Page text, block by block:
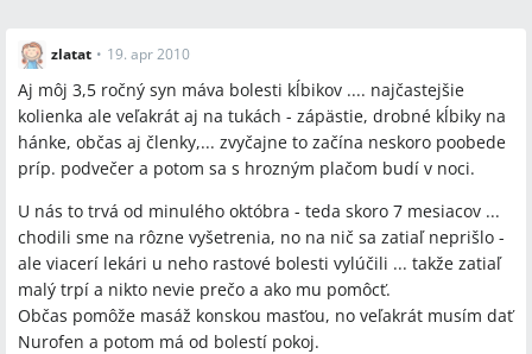
zlatat • 19. apr 2010
Aj môj 3,5 ročný syn máva bolesti kĺbikov .... najčastejšie
kolienka ale veľakrát aj na tukách - zápästie, drobné kĺbiky na
hánke, občas aj členky,... zvyčajne to začína neskoro poobede
príp. podvečer a potom sa s hrozným plačom budí v noci.
U nás to trvá od minulého októbra - teda skoro 7 mesiacov ...
chodili sme na rôzne vyšetrenia, no na nič sa zatiaľ neprišlo -
ale viacerí lekári u neho rastové bolesti vylúčili ... takže zatiaľ
malý trpí a nikto nevie prečo a ako mu pomôcť.
Občas pomôže masáž konskou masťou, no veľakrát musím dať
Nurofen a potom má od bolestí pokoj.